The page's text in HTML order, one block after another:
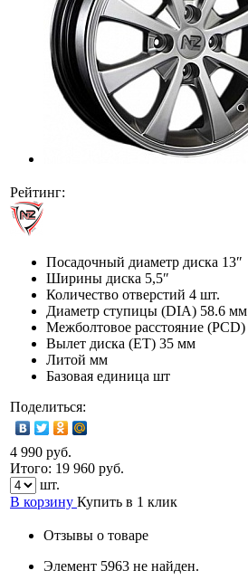
Рейтинг:
Посадочный диаметр диска 13″
Ширины диска 5,5″
Количество отверстий 4 шт.
Диаметр ступицы (DIA) 58.6 мм
Межболтовое расстояние (PCD)
Вылет диска (ET) 35 мм
Литой мм
Базовая единица шт
Поделиться:
4 990 руб.
Итого: 19 960 руб.
шт.
В корзину Купить в 1 клик
Отзывы о товаре
Элемент 5963 не найден.